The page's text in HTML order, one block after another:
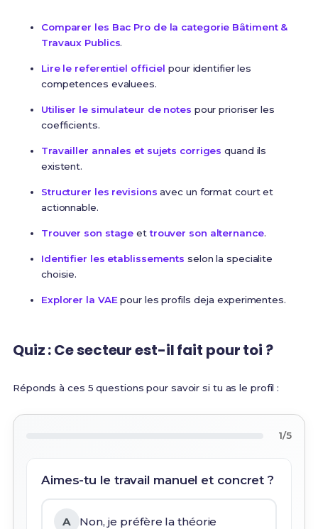
Comparer les Bac Pro de la categorie Bâtiment &
Travaux Publics.
Lire le referentiel officiel pour identifier les
competences evaluees.
Utiliser le simulateur de notes pour prioriser les
coefficients.
Travailler annales et sujets corriges quand ils
existent.
Structurer les revisions avec un format court et
actionnable.
Trouver son stage ettrouver son alternance.
Identifier les etablissements selon la specialite
choisie.
Explorer la VAE pour les profils deja experimentes.
Quiz : Ce secteur est-il fait pour toi ?
Réponds à ces 5 questions pour savoir si tu as le profil :
1/5
Aimes-tu le travail manuel et concret ?
A Non, je préfère la théorie